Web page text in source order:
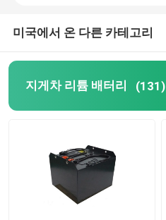
미국에서 온 다른 카테고리
지게차 리튬 배터리 (131)